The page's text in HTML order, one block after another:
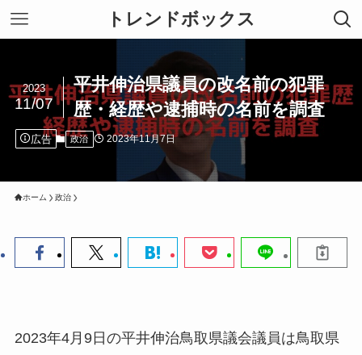
トレンドボックス
平井伸治県議員の改名前の犯罪
歴・経歴や逮捕時の名前を調査
2023
11/07
広告 政治 2023年11月7日
ホーム 政治
2023年4月9日の平井伸治鳥取県議会議員は鳥取県